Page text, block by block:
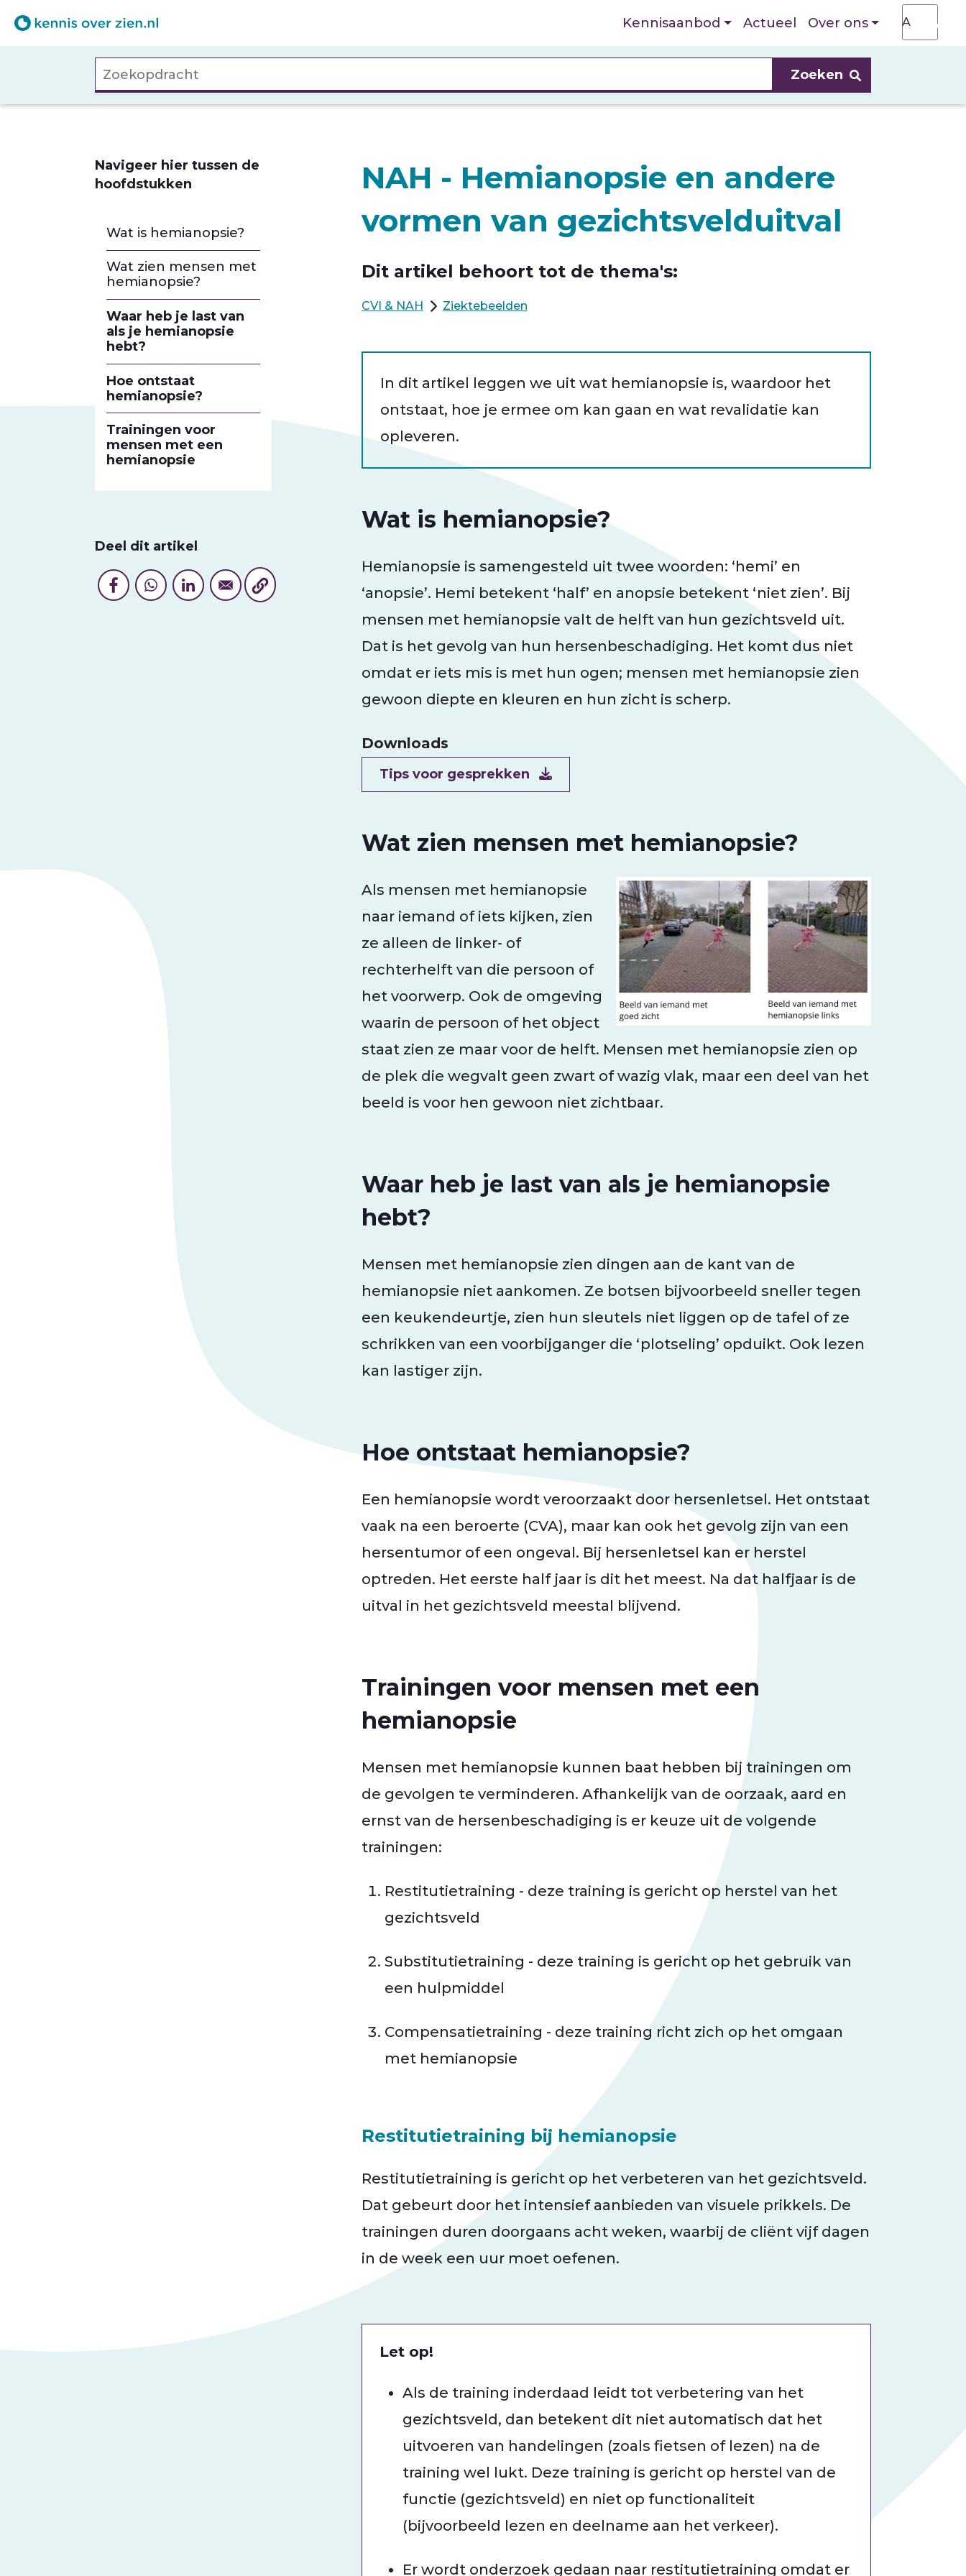
Overslaan
Kennisaanbod Actueel Over ons A A
Zoekopdracht
NAH - Hemianopsie en andere
vormen van gezichtsvelduitval
Dit artikel behoort tot de thema's:
CVI & NAH Ziektebeelden
In dit artikel leggen we uit wat hemianopsie is, waardoor het
ontstaat, hoe je ermee om kan gaan en wat revalidatie kan
opleveren.
Wat is hemianopsie?
Hemianopsie is samengesteld uit twee woorden: ‘hemi’ en
‘anopsie’. Hemi betekent ‘half’ en anopsie betekent ‘niet zien’. Bij
mensen met hemianopsie valt de helft van hun gezichtsveld uit.
Dat is het gevolg van hun hersenbeschadiging. Het komt dus niet
omdat er iets mis is met hun ogen; mensen met hemianopsie zien
gewoon diepte en kleuren en hun zicht is scherp.
Downloads
Document
Tips voor gesprekken
Wat zien mensen met hemianopsie?
Als mensen met hemianopsie
naar iemand of iets kijken, zien
ze alleen de linker- of
rechterhelft van die persoon of
het voorwerp. Ook de omgeving
waarin de persoon of het object
staat zien ze maar voor de helft. Mensen met hemianopsie zien op
de plek die wegvalt geen zwart of wazig vlak, maar een deel van het
beeld is voor hen gewoon niet zichtbaar.
Waar heb je last van als je hemianopsie
hebt?
Mensen met hemianopsie zien dingen aan de kant van de
hemianopsie niet aankomen. Ze botsen bijvoorbeeld sneller tegen
een keukendeurtje, zien hun sleutels niet liggen op de tafel of ze
schrikken van een voorbijganger die ‘plotseling’ opduikt. Ook lezen
kan lastiger zijn.
Hoe ontstaat hemianopsie?
Een hemianopsie wordt veroorzaakt door hersenletsel. Het ontstaat
vaak na een beroerte (CVA), maar kan ook het gevolg zijn van een
hersentumor of een ongeval. Bij hersenletsel kan er herstel
optreden. Het eerste half jaar is dit het meest. Na dat halfjaar is de
uitval in het gezichtsveld meestal blijvend.
Trainingen voor mensen met een
hemianopsie
Mensen met hemianopsie kunnen baat hebben bij trainingen om
de gevolgen te verminderen. Afhankelijk van de oorzaak, aard en
ernst van de hersenbeschadiging is er keuze uit de volgende
trainingen:
Restitutietraining - deze training is gericht op herstel van het
gezichtsveld
Substitutietraining - deze training is gericht op het gebruik van
een hulpmiddel
Compensatietraining - deze training richt zich op het omgaan
met hemianopsie
Restitutietraining bij hemianopsie
Restitutietraining is gericht op het verbeteren van het gezichtsveld.
Dat gebeurt door het intensief aanbieden van visuele prikkels. De
trainingen duren doorgaans acht weken, waarbij de cliënt vijf dagen
in de week een uur moet oefenen.
Let op!
Als de training inderdaad leidt tot verbetering van het
gezichtsveld, dan betekent dit niet automatisch dat het
uitvoeren van handelingen (zoals fietsen of lezen) na de
training wel lukt. Deze training is gericht op herstel van de
functie (gezichtsveld) en niet op functionaliteit
(bijvoorbeeld lezen en deelname aan het verkeer).
Er wordt onderzoek gedaan naar restitutietraining omdat er
Navigeer hier tussen de
hoofdstukken
Wat is hemianopsie?
Wat zien mensen met
hemianopsie?
Waar heb je last van
als je hemianopsie
hebt?
Hoe ontstaat
hemianopsie?
Trainingen voor
mensen met een
hemianopsie
Deel dit artikel